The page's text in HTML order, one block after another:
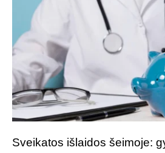
Sveikatos išlaidos šeimoje: